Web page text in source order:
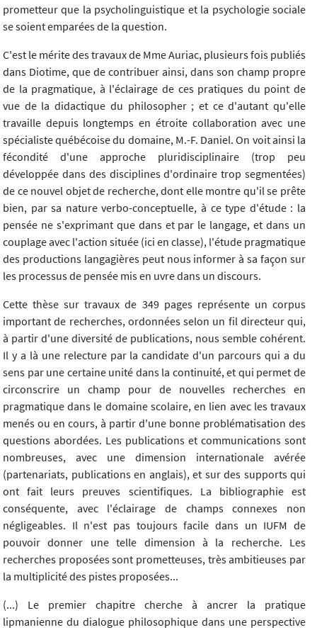
prometteur que la psycholinguistique et la psychologie sociale
se soient emparées de la question.
C'est le mérite des travaux de Mme Auriac, plusieurs fois publiés
dans Diotime, que de contribuer ainsi, dans son champ propre
de la pragmatique, à l'éclairage de ces pratiques du point de
vue de la didactique du philosopher ; et ce d'autant qu'elle
travaille depuis longtemps en étroite collaboration avec une
spécialiste québécoise du domaine, M.-F. Daniel. On voit ainsi la
fécondité d'une approche pluridisciplinaire (trop peu
développée dans des disciplines d'ordinaire trop segmentées)
de ce nouvel objet de recherche, dont elle montre qu'il se prête
bien, par sa nature verbo-conceptuelle, à ce type d'étude : la
pensée ne s'exprimant que dans et par le langage, et dans un
couplage avec l'action située (ici en classe), l'étude pragmatique
des productions langagières peut nous informer à sa façon sur
les processus de pensée mis en uvre dans un discours.
Cette thèse sur travaux de 349 pages représente un corpus
important de recherches, ordonnées selon un fil directeur qui,
à partir d'une diversité de publications, nous semble cohérent.
Il y a là une relecture par la candidate d'un parcours qui a du
sens par une certaine unité dans la continuité, et qui permet de
circonscrire un champ pour de nouvelles recherches en
pragmatique dans le domaine scolaire, en lien avec les travaux
menés ou en cours, à partir d'une bonne problématisation des
questions abordées. Les publications et communications sont
nombreuses, avec une dimension internationale avérée
(partenariats, publications en anglais), et sur des supports qui
ont fait leurs preuves scientifiques. La bibliographie est
conséquente, avec l'éclairage de champs connexes non
négligeables. Il n'est pas toujours facile dans un IUFM de
pouvoir donner une telle dimension à la recherche. Les
recherches proposées sont prometteuses, très ambitieuses par
la multiplicité des pistes proposées...
(...) Le premier chapitre cherche à ancrer la pratique
lipmanienne du dialogue philosophique dans une perspective